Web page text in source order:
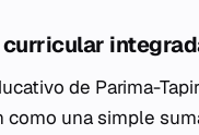
de Parima-
como una simple